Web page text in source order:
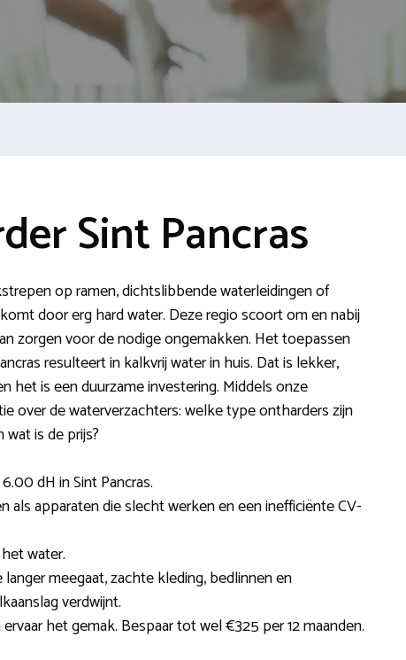
Sint Pancras
op ramen, dichtslibbende waterleidingen of
door erg hard water. Deze regio scoort om en nabij
zorgen voor de nodige ongemakken. Het toepassen
resulteert in kalkvrij water in huis. Dat is lekker,
het is een duurzame investering. Middels onze
over de waterverzachters: welke type ontharders zijn
wat is de prijs?
dH in Sint Pancras.
als apparaten die slecht werken en een inefficiënte CV-
water.
meegaat, zachte kleding, bedlinnen en
verdwijnt.
het gemak. Bespaar tot wel €325 per 12 maanden.